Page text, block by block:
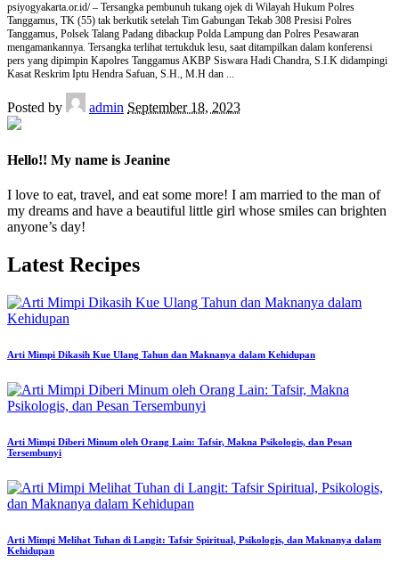
psiyogyakarta.or.id/ – Tersangka pembunuh tukang ojek di Wilayah Hukum Polres
Tanggamus, TK (55) tak berkutik setelah Tim Gabungan Tekab 308 Presisi Polres
Tanggamus, Polsek Talang Padang dibackup Polda Lampung dan Polres Pesawaran
mengamankannya. Tersangka terlihat tertukduk lesu, saat ditampilkan dalam konferensi
pers yang dipimpin Kapolres Tanggamus AKBP Siswara Hadi Chandra, S.I.K didampingi
Kasat Reskrim Iptu Hendra Safuan, S.H., M.H dan ...
Posted by admin September 18, 2023
Hello!! My name is Jeanine
I love to eat, travel, and eat some more! I am married to the man of
my dreams and have a beautiful little girl whose smiles can brighten
anyone’s day!
Latest Recipes
Arti Mimpi Dikasih Kue Ulang Tahun dan Maknanya dalam Kehidupan
Arti Mimpi Diberi Minum oleh Orang Lain: Tafsir, Makna Psikologis, dan Pesan
Tersembunyi
Arti Mimpi Melihat Tuhan di Langit: Tafsir Spiritual, Psikologis, dan Maknanya dalam
Kehidupan